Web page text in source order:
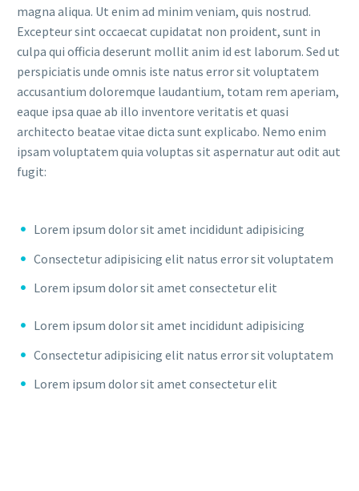
magna aliqua. Ut enim ad minim veniam, quis nostrud.
Excepteur sint occaecat cupidatat non proident, sunt in
culpa qui officia deserunt mollit anim id est laborum. Sed ut
perspiciatis unde omnis iste natus error sit voluptatem
accusantium doloremque laudantium, totam rem aperiam,
eaque ipsa quae ab illo inventore veritatis et quasi
architecto beatae vitae dicta sunt explicabo. Nemo enim
ipsam voluptatem quia voluptas sit aspernatur aut odit aut
fugit:
Lorem ipsum dolor sit amet incididunt adipisicing
Consectetur adipisicing elit natus error sit voluptatem
Lorem ipsum dolor sit amet consectetur elit
Lorem ipsum dolor sit amet incididunt adipisicing
Consectetur adipisicing elit natus error sit voluptatem
Lorem ipsum dolor sit amet consectetur elit